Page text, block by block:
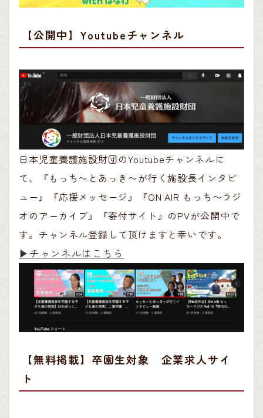
【公開中】Youtubeチャンネル
日本児童養護施設財団のYoutubeチャンネルに
て、『もっち〜とあっき〜が行く施設長インタビ
ュー』『応援メッセージ』『ON AIR もっち〜ラジ
オのアーカイブ』『寄付サイト』のPVが公開中で
す。チャンネル登録して頂けますと幸いです。
▶︎チャンネルはこちら
【無料掲載】卒園生対象 企業求人サイ
ト